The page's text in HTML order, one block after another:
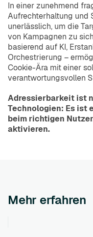
In einer zunehmend
Aufrechterhaltung und
unerlässlich, um die
von Kampagnen zu
basierend auf KI,
Orchestrierung –
Cookie-Ära mit einer
verantwortungsvollen
Adressierbarkeit ist
Technologien: Es ist
beim richtigen
aktivieren.
Mehr erfahren